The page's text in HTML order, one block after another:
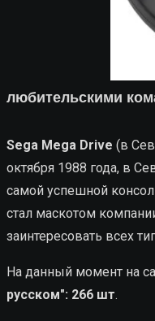
любительскими
Sega Mega Drive (в
октября 1988 года, в
самой успешной
стал маскотом
заинтересовать всех
На данный момент на
русском": 266 шт.